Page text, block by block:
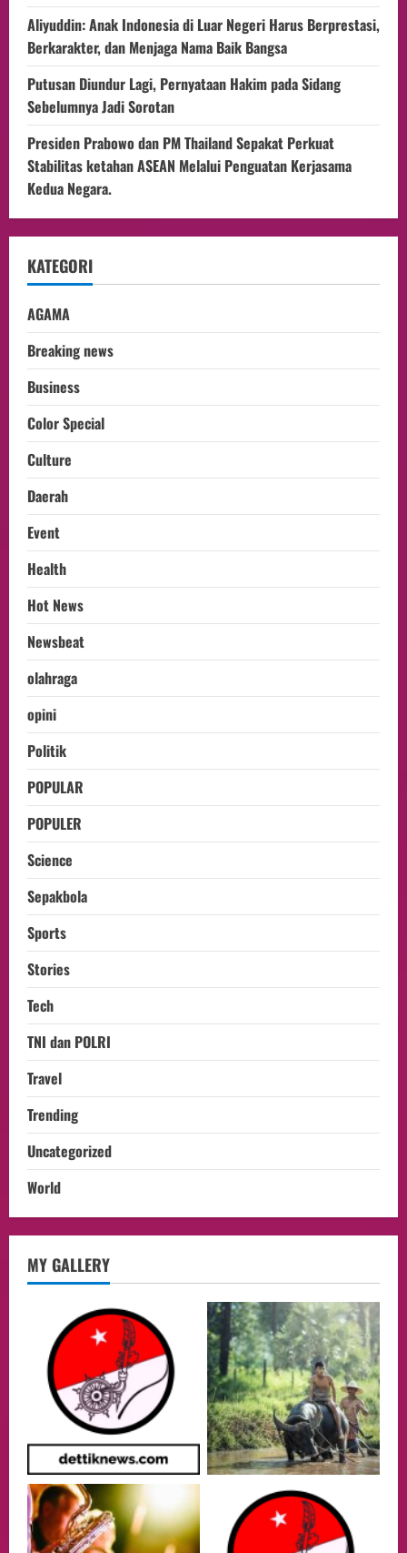
Aliyuddin: Anak Indonesia di Luar Negeri Harus Berprestasi,
Berkarakter, dan Menjaga Nama Baik Bangsa
Putusan Diundur Lagi, Pernyataan Hakim pada Sidang
Sebelumnya Jadi Sorotan
Presiden Prabowo dan PM Thailand Sepakat Perkuat
Stabilitas ketahan ASEAN Melalui Penguatan Kerjasama
Kedua Negara.
KATEGORI
AGAMA
Breaking news
Business
Color Special
Culture
Daerah
Event
Health
Hot News
Newsbeat
olahraga
opini
Politik
POPULAR
POPULER
Science
Sepakbola
Sports
Stories
Tech
TNI dan POLRI
Travel
Trending
Uncategorized
World
MY GALLERY
lembaga investor, Berorientasi Untuk
Meningkatkan SDM
05/08/2026
3
Health
Aliyuddin: Anak Indonesia di Luar Negeri
Harus Berprestasi, Berkarakter, dan
Menjaga Nama Baik Bangsa
05/08/2026
Putusan Diundur Lagi, Pernyataan
Hakim pada Sidang Sebelumnya Jadi